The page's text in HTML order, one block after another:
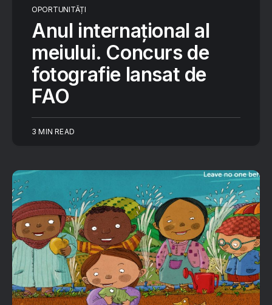
OPORTUNITĂȚI
Anul internațional al
meiului. Concurs de
fotografie lansat de
FAO
3 MIN READ